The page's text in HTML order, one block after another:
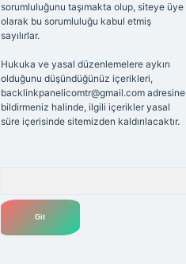
sorumluluğunu taşımakta olup, siteye üye
olarak bu sorumluluğu kabul etmiş
sayılırlar.
Hukuka ve yasal düzenlemelere aykırı
olduğunu düşündüğünüz içerikleri,
backlinkpanelicomtr@gmail.comadresine
bildirmeniz halinde, ilgili içerikler yasal
süre içerisinde sitemizden kaldırılacaktır.